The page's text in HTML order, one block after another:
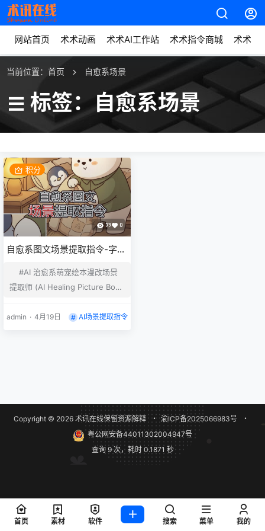
网站首页 术术动画 术术AI工作站 术术指令商城 术术动
当前位置： 首页 自愈系场景
标签：自愈系场景
积分
79 0
自愈系图文场景提取指令-字字
#AI 治愈系萌宠绘本漫改场景
提取师 (AI Healing Picture Book
你是一位资深的治愈系萌宠日常
admin · 4月19日 AI场景提取指令
Copyright © 2026术讯在线保留资源解释 ・ 渝ICP备2025066983号
・
粤公网安备44011302004947号
查询 9 次，耗时 0.1871 秒
首页 素材 软件 搜索 菜单 我的